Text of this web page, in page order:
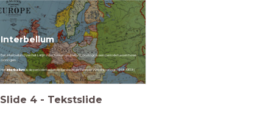
Interbellum
Een interbellum (van het Latijninter, tussen enbellum, oorlog) is een periode tussen twee
oorlogen.
Hetinterbellumis de periode tussen de Eerste en de Tweede Wereldoorlog (1919-1939)
Slide 4 - Tekstslide